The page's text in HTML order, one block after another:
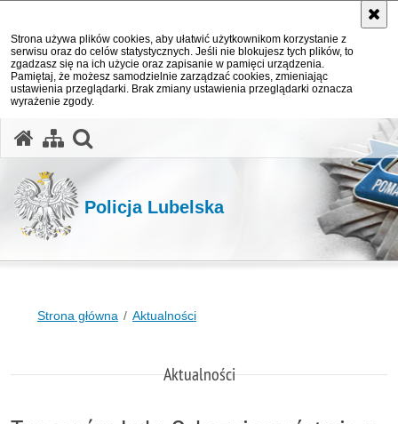
Strona używa plików cookies, aby ułatwić użytkownikom korzystanie z
serwisu oraz do celów statystycznych. Jeśli nie blokujesz tych plików, to
zgadzasz się na ich użycie oraz zapisanie w pamięci urządzenia.
Pamiętaj, że możesz samodzielnie zarządzać cookies, zmieniając
ustawienia przeglądarki. Brak zmiany ustawienia przeglądarki oznacza
wyrażenie zgody.
Policja Lubelska
Strona główna Aktualności
Aktualności